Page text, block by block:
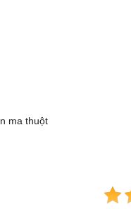
ma thuột